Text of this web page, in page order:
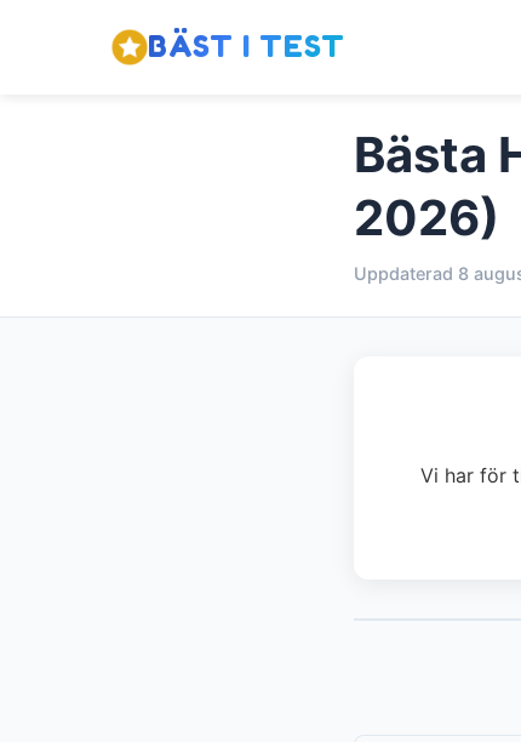
BÄST I TEST
Bästa
2026)
Uppdaterad 8
Vi har för